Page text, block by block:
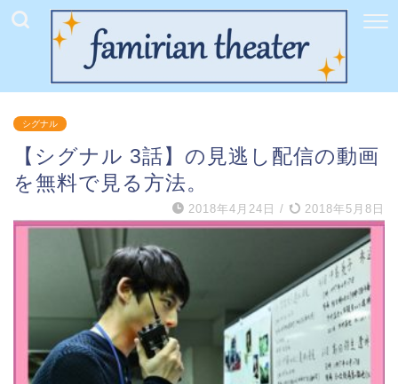
シグナル
【シグナル 3話】の見逃し配信の動画
を無料で見る方法。
2018年4月24日 / 2018年5月8日